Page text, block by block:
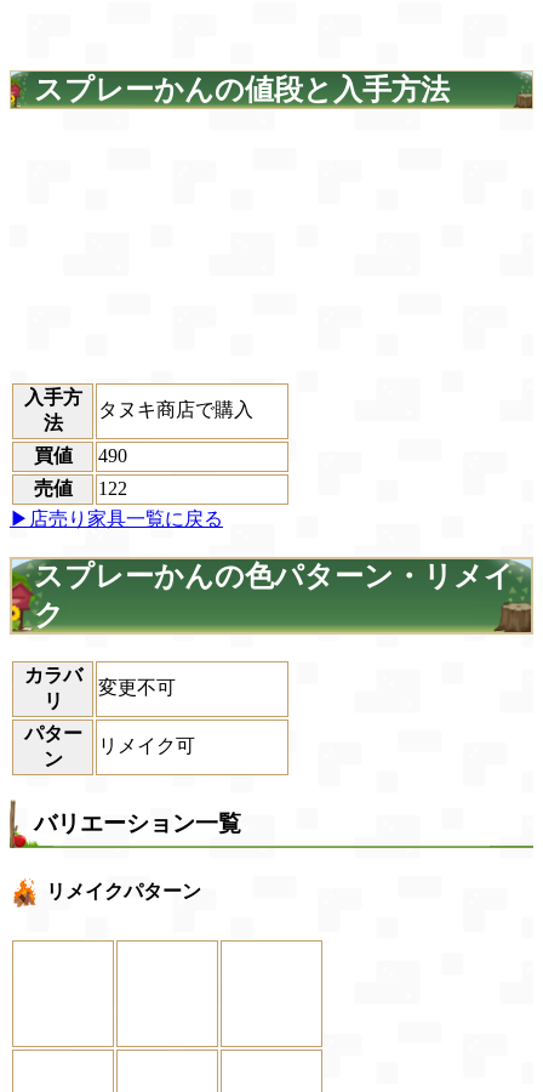
スプレーかんの値段と入手方法
入手方
法
タヌキ商店で購入
買値
490
売値
122
▶店売り家具一覧に戻る
スプレーかんの色パターン・リメイ
ク
カラバ
リ
変更不可
パター
ン
リメイク可
バリエーション一覧
リメイクパターン